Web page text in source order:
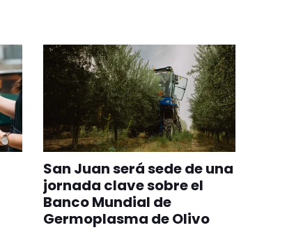
San Juan será sede de una
jornada clave sobre el
Banco Mundial de
Germoplasma de Olivo